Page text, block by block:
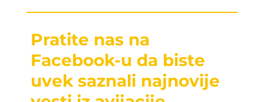
Pratite nas na
Facebook-u da biste
uvek saznali najnovije